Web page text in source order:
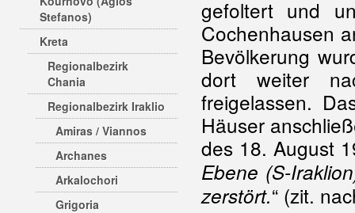
Stefanos)
Kreta
Regionalbezirk
Chania
Regionalbezirk Iraklio
Amiras / Viannos
Archanes
Arkalochori
Grigoria
gefoltert und
Cochenhausen
Bevölkerung
dort weiter
freigelassen.
Häuser
des 18. August
Ebene (S-
zerstört.“ (zit.